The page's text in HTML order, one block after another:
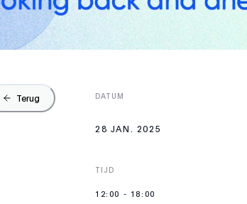
Terug DATUM
28 JAN. 2025
TIJD
12:00 - 18:00